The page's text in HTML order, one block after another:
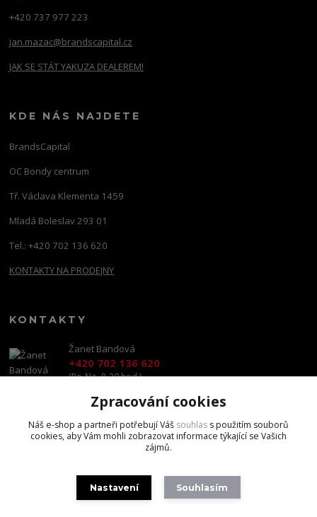
+420 737 977 223
jan.mazac@brandscapital.cz
JAK SE STÁT YAKUZA DEALEREM!
KDE NÁS NAJDETE
BrandsCapital
OC Bondy centrum
Tř. Václava Klementa 1459
Mladá Boleslav 293 01
Tel.: +420 702 136 620
KONTAKTY NA PRODEJNY
KONTAKTY
Žanet Bandová
+420 702 136 620
(Po-Ne, 8-20 hod.)
shop@brandscapital.cz
Zpracování cookies
Náš e-shop a partneři potřebují Váš souhlas s použitím souborů
cookies, aby Vám mohli zobrazovat informace týkající se Vašich
zájmů.
Nastavení Souhlasím